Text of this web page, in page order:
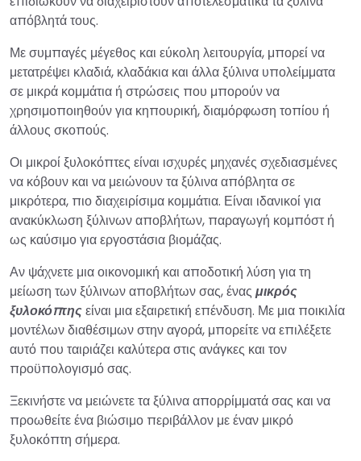
απόβλητά τους.
Με συμπαγές μέγεθος και εύκολη λειτουργία, μπορεί να
μετατρέψει κλαδιά, κλαδάκια και άλλα ξύλινα υπολείμματα
σε μικρά κομμάτια ή στρώσεις που μπορούν να
χρησιμοποιηθούν για κηπουρική, διαμόρφωση τοπίου ή
άλλους σκοπούς.
Οι μικροί ξυλοκόπτες είναι ισχυρές μηχανές σχεδιασμένες
να κόβουν και να μειώνουν τα ξύλινα απόβλητα σε
μικρότερα, πιο διαχειρίσιμα κομμάτια. Είναι ιδανικοί για
ανακύκλωση ξύλινων αποβλήτων, παραγωγή κομπόστ ή
ως καύσιμο για εργοστάσια βιομάζας.
Αν ψάχνετε μια οικονομική και αποδοτική λύση για τη
μείωση των ξύλινων αποβλήτων σας, ένας μικρός
ξυλοκόπτηςείναι μια εξαιρετική επένδυση. Με μια ποικιλία
μοντέλων διαθέσιμων στην αγορά, μπορείτε να επιλέξετε
αυτό που ταιριάζει καλύτερα στις ανάγκες και τον
προϋπολογισμό σας.
Ξεκινήστε να μειώνετε τα ξύλινα απορρίμματά σας και να
προωθείτε ένα βιώσιμο περιβάλλον με έναν μικρό
ξυλοκόπτη σήμερα.